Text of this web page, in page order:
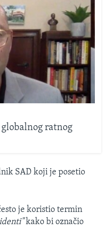
globalnog ratnog
SAD koji je posetio
je koristio termin
kako bi označio